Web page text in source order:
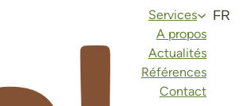
Services
A propos
Actualités
Références
Contact
FR